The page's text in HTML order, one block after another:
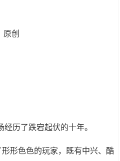
原创
经历了跌宕起伏的十年。
形色色的玩家，既有中兴、酷